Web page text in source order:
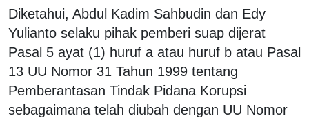
Diketahui, Abdul Kadim Sahbudin dan Edy
Yulianto selaku pihak pemberi suap dijerat
Pasal 5 ayat (1) huruf a atau huruf b atau Pasal
13 UU Nomor 31 Tahun 1999 tentang
Pemberantasan Tindak Pidana Korupsi
sebagaimana telah diubah dengan UU Nomor